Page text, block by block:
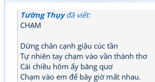
Tường Thụyđã viết:
CHẠM
Dừng chân cạnh giậu cúc tần
Tự nhiên tay chạm vào vần thành thơ
Cái chiều hôm ấy bâng quơ
Chạm vào em để bây giờ mất nhau.